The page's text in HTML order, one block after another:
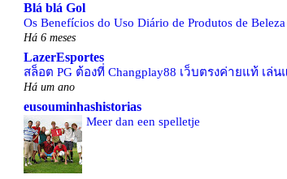
Blá blá Gol
Os Benefícios do Uso Diário de Produtos de
Há 6 meses
LazerEsportes
สล็อต PG ต้องที่ Changplay88 เว็บตรงค่ายแท้ เล่
Há um ano
eusouminhashistorias
Meer dan een spelletje